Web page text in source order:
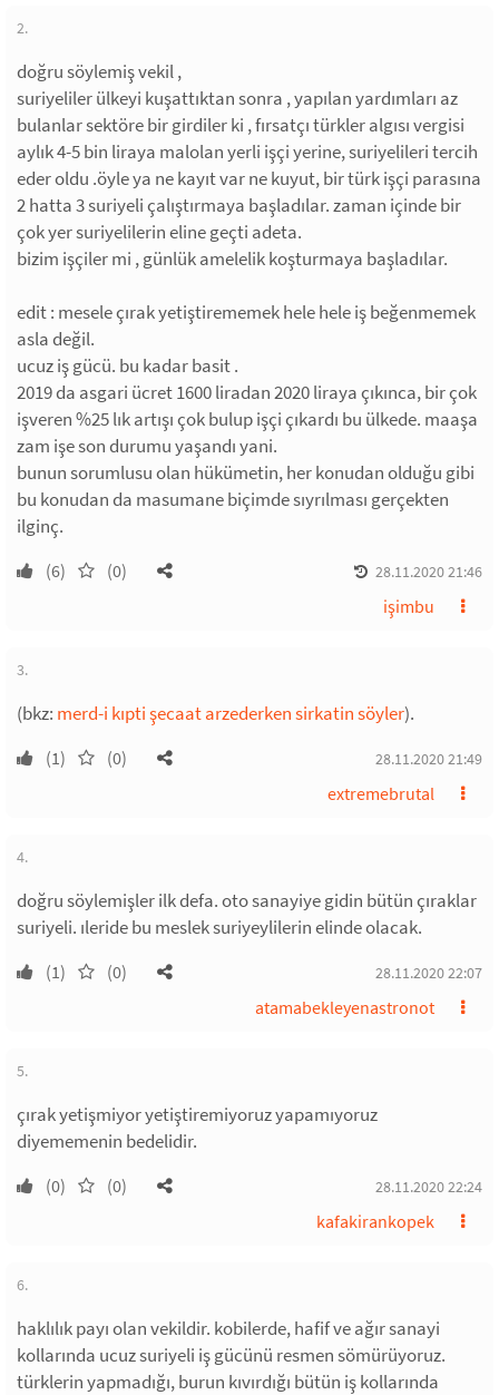
2.
doğru söylemiş vekil ,
suriyeliler ülkeyi kuşattıktan sonra , yapılan yardımları az
bulanlar sektöre bir girdiler ki , fırsatçı türkler algısı vergisi
aylık 4-5 bin liraya malolan yerli işçi yerine, suriyelileri tercih
eder oldu .öyle ya ne kayıt var ne kuyut, bir türk işçi parasına
2 hatta 3 suriyeli çalıştırmaya başladılar. zaman içinde bir
çok yer suriyelilerin eline geçti adeta.
bizim işçiler mi , günlük amelelik koşturmaya başladılar.
edit : mesele çırak yetiştirememek hele hele iş beğenmemek
asla değil.
ucuz iş gücü. bu kadar basit .
2019 da asgari ücret 1600 liradan 2020 liraya çıkınca, bir çok
işveren %25 lık artışı çok bulup işçi çıkardı bu ülkede. maaşa
zam işe son durumu yaşandı yani.
bunun sorumlusu olan hükümetin, her konudan olduğu gibi
bu konudan da masumane biçimde sıyrılması gerçekten
ilginç.
(6) (0) 28.11.2020 21:46
işimbu
3.
(bkz: merd-i kıpti şecaat arzederken sirkatin söyler).
(1) (0) 28.11.2020 21:49
extremebrutal
4.
doğru söylemişler ilk defa. oto sanayiye gidin bütün çıraklar
suriyeli. ıleride bu meslek suriyeylilerin elinde olacak.
(1) (0) 28.11.2020 22:07
atamabekleyenastronot
5.
çırak yetişmiyor yetiştiremiyoruz yapamıyoruz
diyememenin bedelidir.
(0) (0) 28.11.2020 22:24
kafakirankopek
6.
haklılık payı olan vekildir. kobilerde, hafif ve ağır sanayi
kollarında ucuz suriyeli iş gücünü resmen sömürüyoruz.
türklerin yapmadığı, burun kıvırdığı bütün iş kollarında